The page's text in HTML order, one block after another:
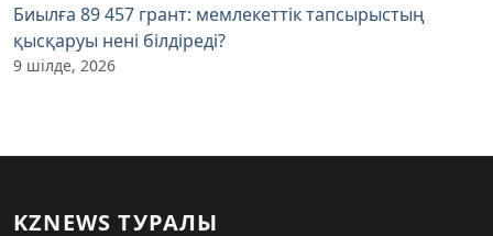
Биылға 89 457 грант: мемлекеттік тапсырыстың
қысқаруы нені білдіреді?
9 шілде, 2026
KZNEWS ТУРАЛЫ